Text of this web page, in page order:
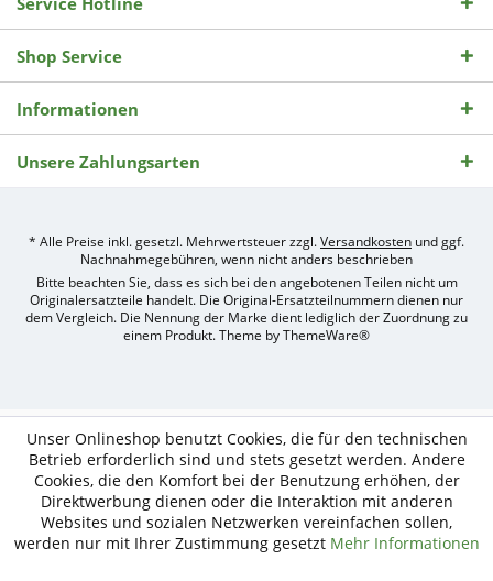
Shop Service
Informationen
Unsere Zahlungsarten
* Alle Preise inkl. gesetzl. Mehrwertsteuer zzgl.Versandkosten und ggf.
Nachnahmegebühren, wenn nicht anders beschrieben
Bitte beachten Sie, dass es sich bei den angebotenen Teilen nicht um
Originalersatzteile handelt. Die Original-Ersatzteilnummern dienen nur
dem Vergleich. Die Nennung der Marke dient lediglich der Zuordnung zu
einem Produkt. Theme byThemeWare®
Shops
durch
nitio
mediasign,
Ihre
Unser Onlineshop benutzt Cookies, die für den technischen
Betrieb erforderlich sind und stets gesetzt werden. Andere
Cookies, die den Komfort bei der Benutzung erhöhen, der
Direktwerbung dienen oder die Interaktion mit anderen
Websites und sozialen Netzwerken vereinfachen sollen,
werden nur mit Ihrer Zustimmung gesetzt Mehr Informationen